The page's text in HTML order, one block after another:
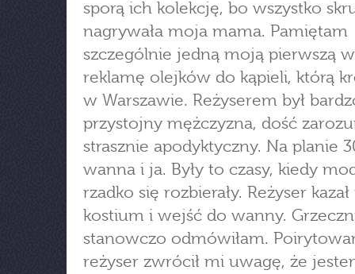
sporą ich kolekcję, bo wszystko
nagrywała moja mama. Pamiętam
szczególnie jedną moją pierwszą
reklamę olejków do kąpieli, którą
w Warszawie. Reżyserem był
przystojny mężczyzna, dość
strasznie apodyktyczny. Na planie
wanna i ja. Były to czasy, kiedy
rzadko się rozbierały. Reżyser
kostium i wejść do wanny.
stanowczo odmówiłam.
reżyser zwrócił mi uwagę, że